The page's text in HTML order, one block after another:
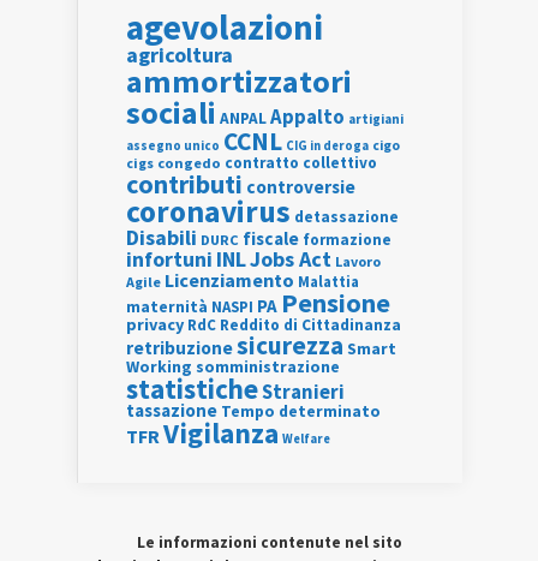
agevolazioni
agricoltura
ammortizzatori
sociali ANPALAppalto artigiani
assegno unico CCNL CIG in deroga cigo
cigs congedo contratto collettivo
contributi controversie
coronavirus detassazione
Disabili DURC fiscale formazione
infortuni INLJobs Act Lavoro
Agile Licenziamento Malattia
maternità NASPI PA Pensione
privacy RdC Reddito di Cittadinanza
retribuzionesicurezza Smart
Working somministrazione
statisticheStranieri
tassazione Tempo determinato
TFRVigilanza Welfare
Le informazioni contenute nel sito